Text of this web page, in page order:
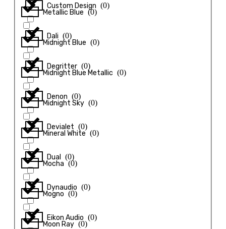
Custom Design (0)
Dali (0)
Degritter (0)
Denon (0)
Devialet (0)
Dual (0)
Dynaudio (0)
Eikon Audio (0)
Metallic Blue (0)
Midnight Blue (0)
Midnight Blue Metallic (0)
Midnight Sky (0)
Mineral White (0)
Mocha (0)
Mogno (0)
Moon Ray (0)